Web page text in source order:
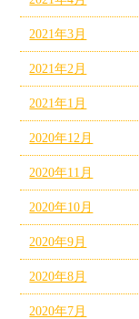
2021年3月
2021年2月
2021年1月
2020年12月
2020年11月
2020年10月
2020年9月
2020年8月
2020年7月